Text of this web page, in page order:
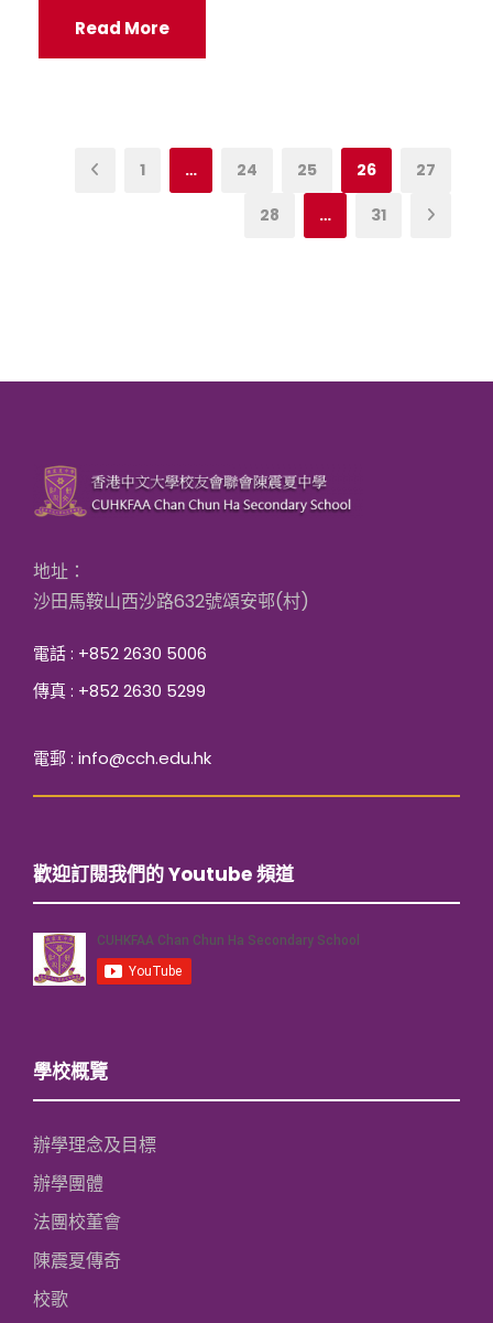
Read More
1 … 24 25 26 27
28 … 31
地址：
沙田馬鞍山西沙路632號頌安邨(村)
電話 : +852 2630 5006
傳真 : +852 2630 5299
電郵 : info@cch.edu.hk
歡迎訂閱我們的 Youtube 頻道
學校概覽
辦學理念及目標
辦學團體
法團校董會
陳震夏傳奇
校歌